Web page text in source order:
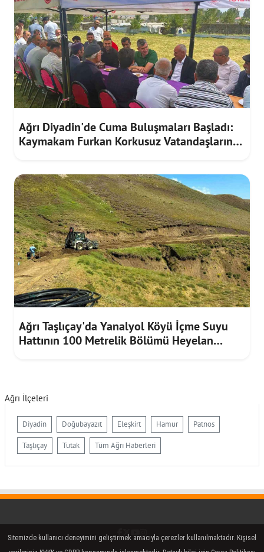
Ağrı Diyadin'de Cuma Buluşmaları Başladı:
Kaymakam Furkan Korkusuz Vatandaşların
Ağrı Taşlıçay'da Yanalyol Köyü İçme Suyu
Hattının 100 Metrelik Bölümü Heyelan
Ağrı İlçeleri
Diyadin Doğubayazıt Eleşkirt Hamur Patnos
Taşlıçay Tutak Tüm Ağrı Haberleri
Facebook
Twitter (X)
YouTube
Instagram
Sitemizde kullanıcı deneyimini geliştirmek amacıyla çerezler kullanılmaktadır. Kişisel